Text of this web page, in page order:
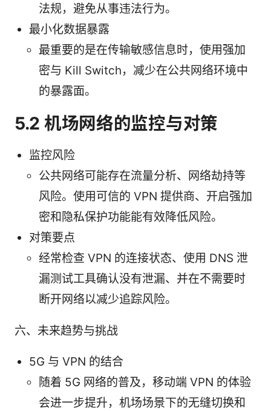
法规，避免从事违法行为。
最小化数据暴露
最重要的是在传输敏感信息时，使用强加
密与 Kill Switch，减少在公共网络环境中
的暴露面。
5.2 机场网络的监控与对策
监控风险
公共网络可能存在流量分析、网络劫持等
风险。使用可信的 VPN 提供商、开启强加
密和隐私保护功能能有效降低风险。
对策要点
经常检查 VPN 的连接状态、使用 DNS 泄
漏测试工具确认没有泄漏、并在不需要时
断开网络以减少追踪风险。
六、未来趋势与挑战
5G 与 VPN 的结合
随着 5G 网络的普及，移动端 VPN 的体验
会进一步提升，机场场景下的无缝切换和